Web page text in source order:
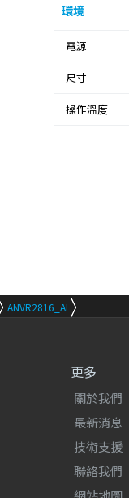
環境
電源
尺寸
操作溫度
ANVR2816_AI
更多
關於我們
最新消息
技術支援
聯絡我們